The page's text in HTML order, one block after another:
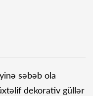
səbəb ola
dekorativ güllər